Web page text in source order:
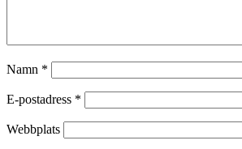
Namn *
E-postadress *
Webbplats